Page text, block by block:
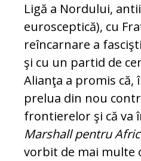
Ligă a Nordului,
eurosceptică), cu
reîncarnare a
şi cu un partid de
Alianţa a promis că,
prelua din nou
frontierelor şi că va
Marshall pentru
vorbit de mai multe